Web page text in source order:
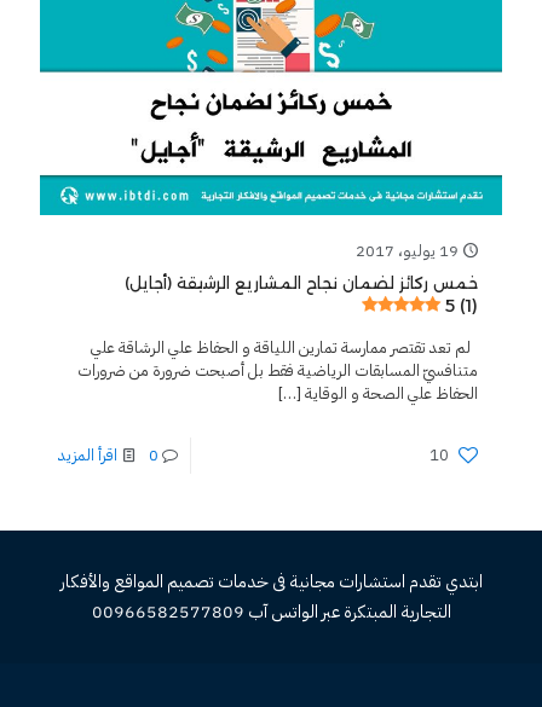
19 يوليو، 2017
خمس ركائز لضمان نجاح المشاريع الرشيقة (أجايل)
5 (1)
لم تعد تقتصر ممارسة تمارين اللياقة و الحفاظ علي الرشاقة علي
متنافسيّ المسابقات الرياضية فقط بل أصبحت ضرورة من ضرورات
الحفاظ علي الصحة و الوقاية […]
10
0 اقرأ المزيد
ابتدي تقدم استشارات مجانية فى خدمات تصميم المواقع والأفكار
التجارية المبتكرة عبر الواتس آب 00966582577809